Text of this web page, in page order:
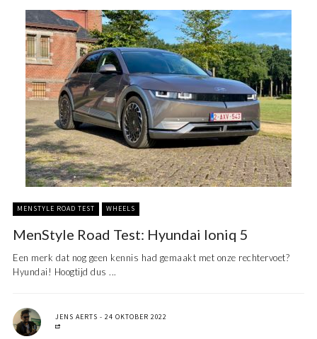
MENSTYLE ROAD TEST WHEELS
MenStyle Road Test: Hyundai Ioniq 5
Een merk dat nog geen kennis had gemaakt met onze rechtervoet?
Hyundai! Hoogtijd dus ...
JENS AERTS 24 OKTOBER 2022